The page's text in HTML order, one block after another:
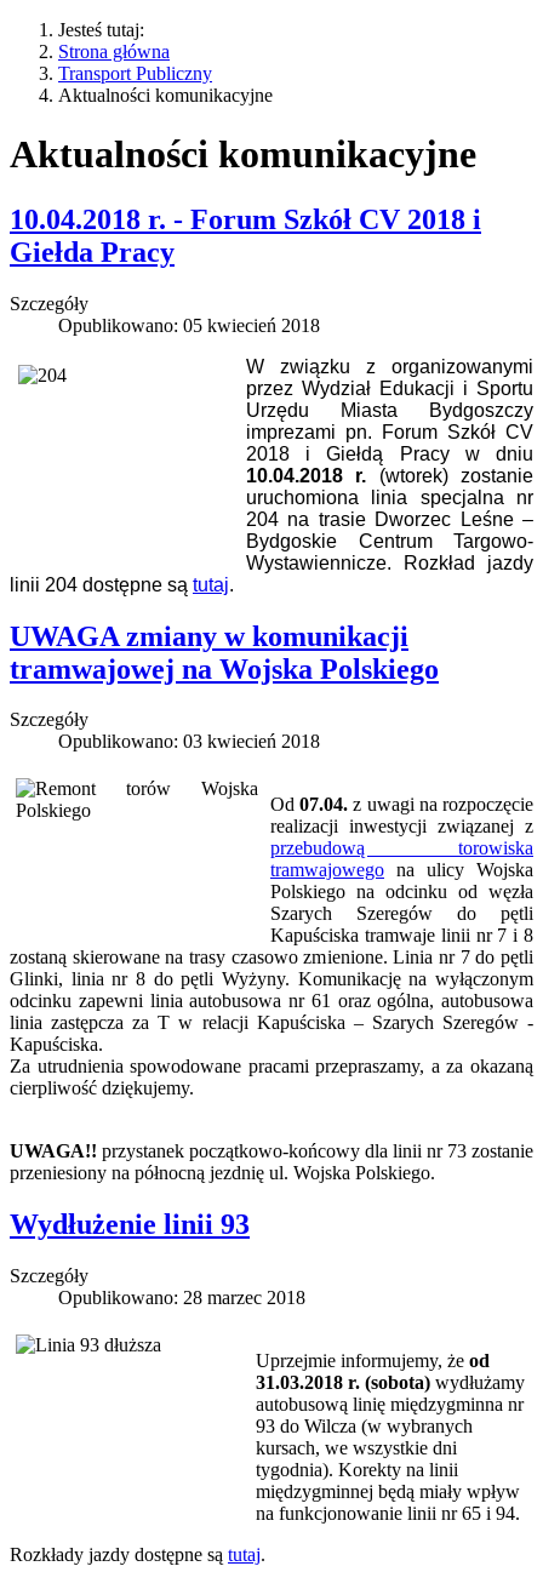
Jesteś tutaj:
Strona główna
Transport Publiczny
Aktualności komunikacyjne
Aktualności komunikacyjne
10.04.2018 r. - Forum Szkół CV 2018 i
Giełda Pracy
Szczegóły
Opublikowano: 05 kwiecień 2018
W związku z organizowanymi
przez Wydział Edukacji i Sportu
Urzędu Miasta Bydgoszczy
imprezami pn. Forum Szkół CV
2018 i Giełdą Pracy w dniu
10.04.2018 r. (wtorek) zostanie
uruchomiona linia specjalna nr
204 na trasie Dworzec Leśne –
Bydgoskie Centrum Targowo-
Wystawiennicze. Rozkład jazdy
linii 204 dostępne są tutaj.
UWAGA zmiany w komunikacji
tramwajowej na Wojska Polskiego
Szczegóły
Opublikowano: 03 kwiecień 2018
Od07.04. z uwagi na rozpoczęcie
realizacji inwestycji związanej z
przebudową torowiska
tramwajowego na ulicy Wojska
Polskiego na odcinku od węzła
Szarych Szeregów do pętli
Kapuściska tramwaje linii nr 7 i 8
zostaną skierowane na trasy czasowo zmienione. Linia nr 7 do pętli
Glinki, linia nr 8 do pętli Wyżyny. Komunikację na wyłączonym
odcinku zapewni linia autobusowa nr 61 oraz ogólna, autobusowa
linia zastępcza za T w relacji Kapuściska – Szarych Szeregów -
Kapuściska.
Za utrudnienia spowodowane pracami przepraszamy, a za okazaną
cierpliwość dziękujemy.
UWAGA!! przystanek początkowo-końcowy dla linii nr 73 zostanie
przeniesiony na północną jezdnię ul. Wojska Polskiego.
Wydłużenie linii 93
Szczegóły
Opublikowano: 28 marzec 2018
Uprzejmie informujemy, że od
31.03.2018 r. (sobota) wydłużamy
autobusową linię międzygminna nr
93 do Wilcza (w wybranych
kursach, we wszystkie dni
tygodnia). Korekty na linii
międzygminnej będą miały wpływ
na funkcjonowanie linii nr 65 i 94.
Rozkłady jazdy dostępne są tutaj.